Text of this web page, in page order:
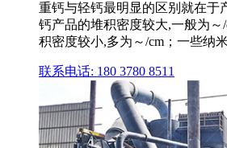
重钙与轻钙最明显的区别就在于
钙产品的堆积密度较大,一般为～
积密度较小,多为～/cm；一些纳
联系电话: 180 3780 8511